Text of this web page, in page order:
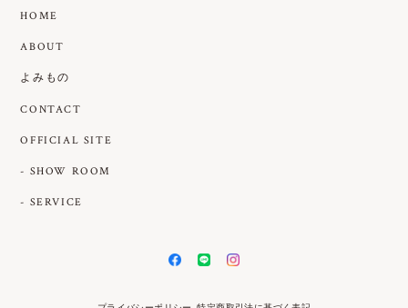
HOME
ABOUT
よみもの
CONTACT
OFFICIAL SITE
- SHOW ROOM
- SERVICE